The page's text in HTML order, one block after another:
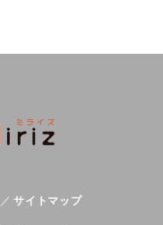
／ サイトマップ